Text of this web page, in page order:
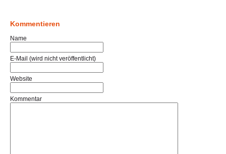
Kommentieren
Name
E-Mail (wird nicht veröffentlicht)
Website
Kommentar